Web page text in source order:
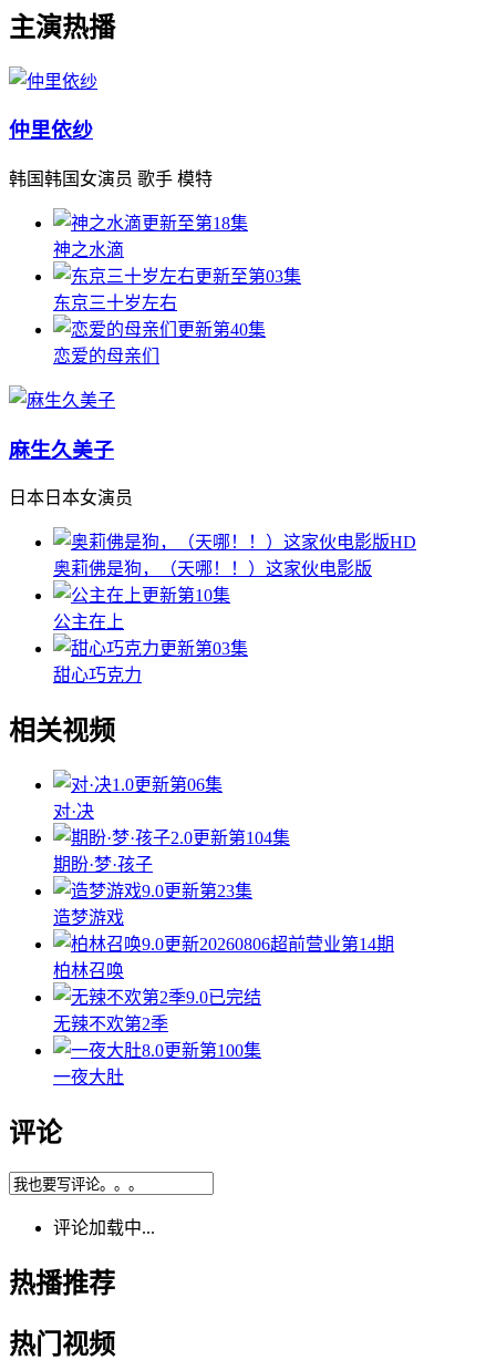
主演热播
仲里依纱
韩国韩国女演员 歌手 模特
更新至第18集
神之水滴
更新至第03集
东京三十岁左右
更新第40集
恋爱的母亲们
麻生久美子
日本日本女演员
HD
奥莉佛是狗，（天哪！！）这家伙电影版
更新第10集
公主在上
更新第03集
甜心巧克力
相关视频
1.0更新第06集
对·决
2.0更新第104集
期盼·梦·孩子
9.0更新第23集
造梦游戏
9.0更新20260806超前营业第14期
柏林召唤
9.0已完结
无辣不欢第2季
8.0更新第100集
一夜大肚
评论
评论加载中...
热播推荐
热门视频